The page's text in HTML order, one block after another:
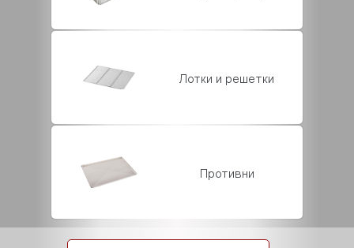
Лотки и решетки
Противни